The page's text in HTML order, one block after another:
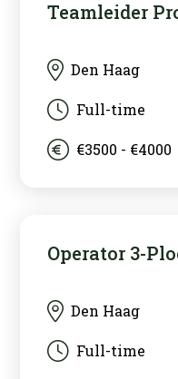
Teamleider
Den Haag
Full-time
€3500 - €4000
Operator 3-
Den Haag
Full-time